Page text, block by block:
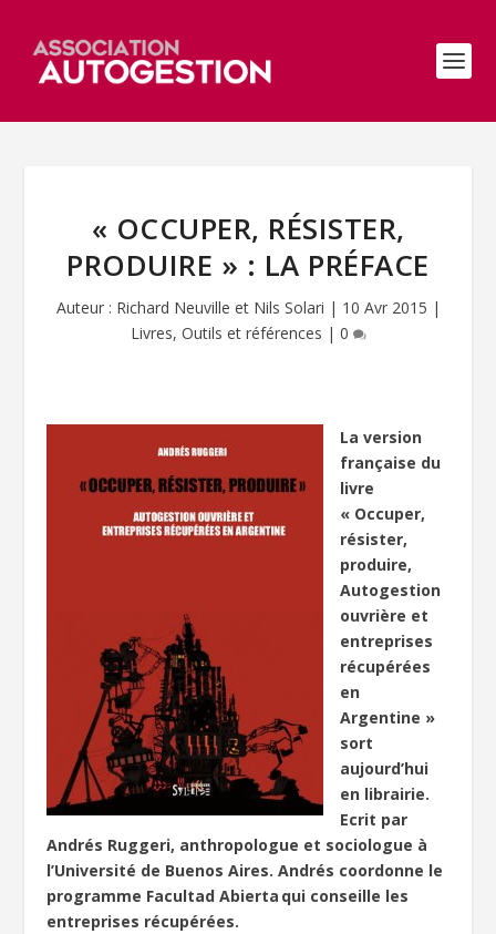
« OCCUPER, RÉSISTER,
PRODUIRE » : LA PRÉFACE
Auteur : Richard Neuville et Nils Solari | 10 Avr 2015 |
Livres, Outils et références | 0
La version
française du
livre
« Occuper,
résister,
produire,
Autogestion
ouvrière et
entreprises
récupérées
en
Argentine »
sort
aujourd’hui
en librairie.
Ecrit par
Andrés Ruggeri, anthropologue et sociologue à
l’Université de Buenos Aires. Andrés coordonne le
programme Facultad Abierta qui conseille les
entreprises récupérées.